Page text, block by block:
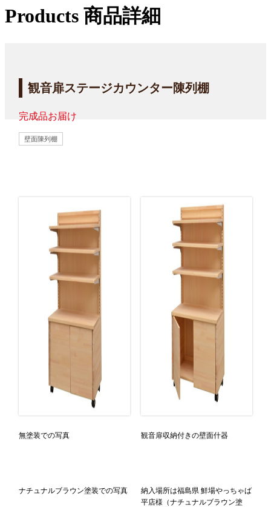
Products 商品詳細
観音扉ステージカウンター陳列棚
完成品お届け
壁面陳列棚
無塗装での写真 観音扉収納付きの壁面什器
ナチュナルブラウン塗装での写真
納入場所は福島県 鮮場やっちゃば
平店様（ナチュナルブラウン塗